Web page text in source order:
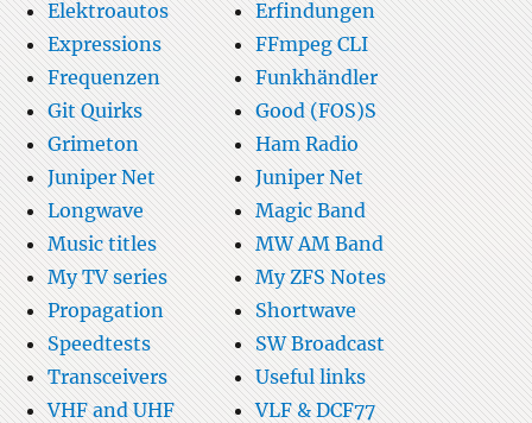
Elektroautos
Erfindungen
Expressions
FFmpeg CLI
Frequenzen
Funkhändler
Git Quirks
Good (FOS)S
Grimeton
Ham Radio
Juniper Net
Juniper Net
Longwave
Magic Band
Music titles
MW AM Band
My TV series
My ZFS Notes
Propagation
Shortwave
Speedtests
SW Broadcast
Transceivers
Useful links
VHF and UHF
VLF & DCF77